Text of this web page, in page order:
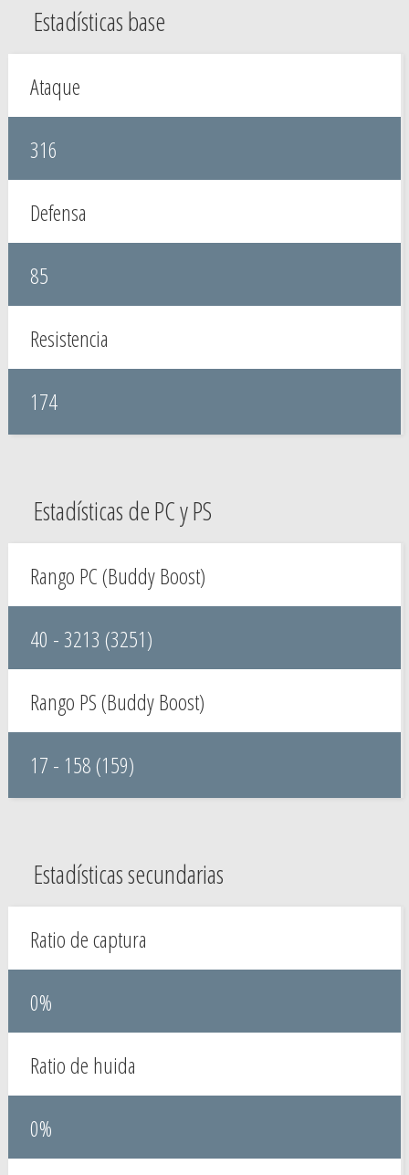
Estadísticas base
Ataque
316
Defensa
85
Resistencia
174
Estadísticas de PC y PS
Rango PC (Buddy Boost)
40 - 3213 (3251)
Rango PS (Buddy Boost)
17 - 158 (159)
Estadísticas secundarias
Ratio de captura
0%
Ratio de huida
0%